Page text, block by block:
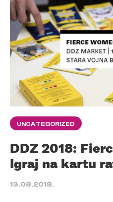
UNCATEGORIZED
DDZ 2018:
Igraj na kartu
13.06.2018.